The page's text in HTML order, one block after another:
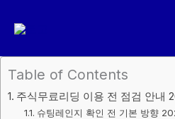
너
Table of Contents
주식무료리딩 이용 전 점검 안내
슈팅레인지 확인 전 기본 방향